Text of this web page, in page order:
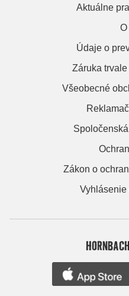
Aktuálne
O
Údaje o
Záruka
Všeobecné
Zákon o
Vyhlásenie